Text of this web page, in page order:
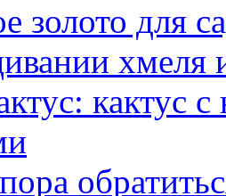
золото для
хмеля
кактус